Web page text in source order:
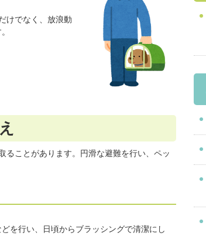
けでなく、放浪動
ることがあります。円滑な避難を行い、ペッ
を行い、日頃からブラッシングで清潔にし